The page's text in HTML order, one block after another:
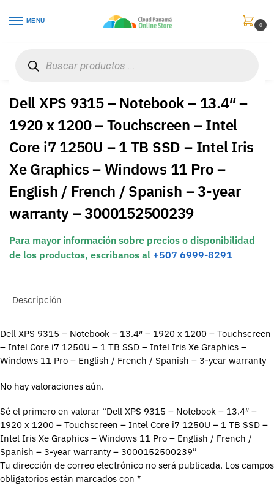
MENU
0
Dell XPS 9315 – Notebook – 13.4″ –
1920 x 1200 – Touchscreen – Intel
Core i7 1250U – 1 TB SSD – Intel Iris
Xe Graphics – Windows 11 Pro –
English / French / Spanish – 3-year
warranty – 3000152500239
Para mayor información sobre precios o disponibilidad
de los productos, escribanos al +507 6999-8291
Descripción
Dell XPS 9315 – Notebook – 13.4″ – 1920 x 1200 – Touchscreen
– Intel Core i7 1250U – 1 TB SSD – Intel Iris Xe Graphics –
Windows 11 Pro – English / French / Spanish – 3-year warranty
No hay valoraciones aún.
Sé el primero en valorar “Dell XPS 9315 – Notebook – 13.4″ –
1920 x 1200 – Touchscreen – Intel Core i7 1250U – 1 TB SSD –
Intel Iris Xe Graphics – Windows 11 Pro – English / French /
Spanish – 3-year warranty – 3000152500239”
Tu dirección de correo electrónico no será publicada. Los campos
obligatorios están marcados con *